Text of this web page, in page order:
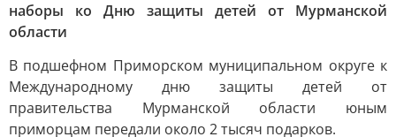
наборы ко Дню защиты детей от Мурманской
области
В подшефном Приморском муниципальном округе к
Международному дню защиты детей от
правительства Мурманской области юным
приморцам передали около 2 тысяч подарков.